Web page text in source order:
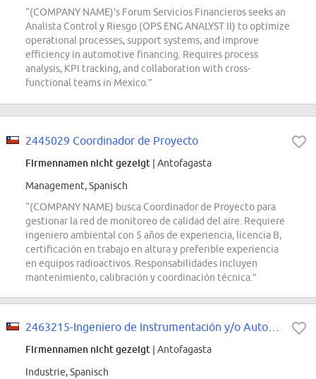
“(COMPANY NAME)'s Forum Servicios Financieros seeks an
Analista Control y Riesgo (OPS ENG ANALYST II) to optimize
operational processes, support systems, and improve
efficiency in automotive financing. Requires process
analysis, KPI tracking, and collaboration with cross-
functional teams in Mexico.”
2445029 Coordinador de Proyecto
Firmennamen nicht gezeigt | Antofagasta
Management, Spanisch
“(COMPANY NAME) busca Coordinador de Proyecto para
gestionar la red de monitoreo de calidad del aire. Requiere
ingeniero ambiental con 5 años de experiencia, licencia B,
certificación en trabajo en altura y preferible experiencia
en equipos radioactivos. Responsabilidades incluyen
mantenimiento, calibración y coordinación técnica.”
Firmennamen nicht gezeigt | Antofagasta
Industrie, Spanisch